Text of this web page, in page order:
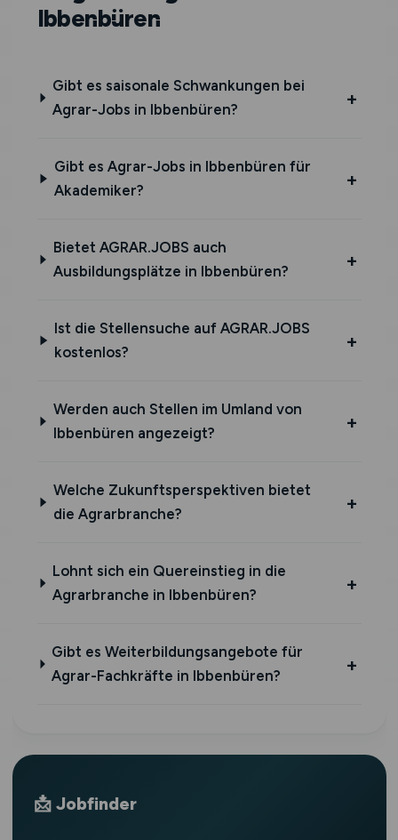
Ibbenbüren
Gibt es saisonale Schwankungen bei
Agrar-Jobs in Ibbenbüren?
Gibt es Agrar-Jobs in Ibbenbüren für
Akademiker?
Bietet AGRAR.JOBS auch
Ausbildungsplätze in Ibbenbüren?
Ist die Stellensuche auf AGRAR.JOBS
kostenlos?
Werden auch Stellen im Umland von
Ibbenbüren angezeigt?
Welche Zukunftsperspektiven bietet
die Agrarbranche?
Lohnt sich ein Quereinstieg in die
Agrarbranche in Ibbenbüren?
Gibt es Weiterbildungsangebote für
Agrar-Fachkräfte in Ibbenbüren?
📩 Jobfinder